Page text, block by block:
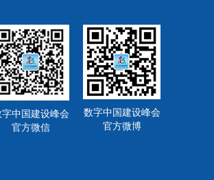
字中国建设峰会
官方微信
数字中国建设峰会
官方微博